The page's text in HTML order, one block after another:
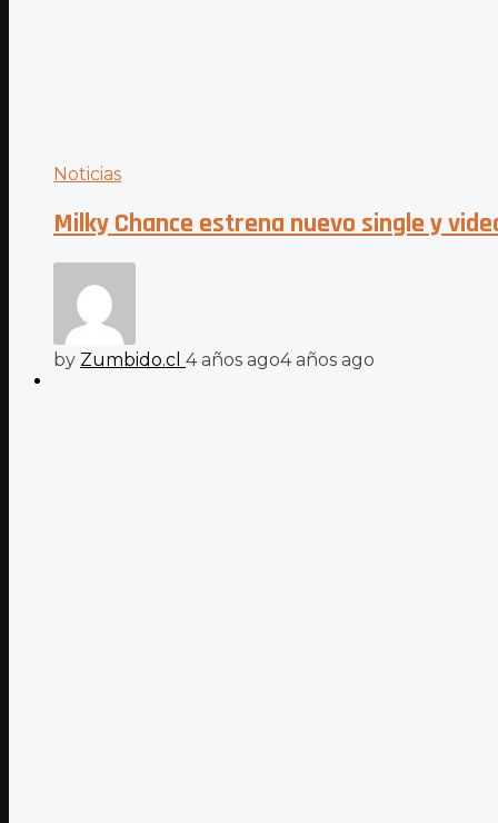
Noticias
Milky Chance estrena nuevo single y
by Zumbido.cl 4 años ago4 años ago